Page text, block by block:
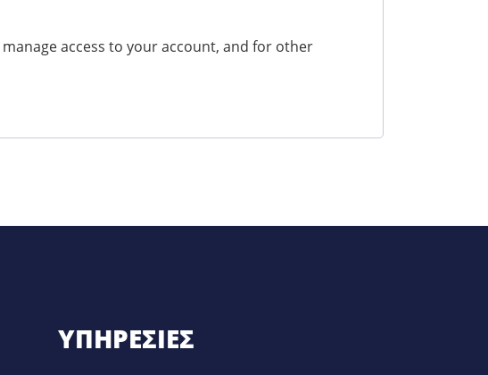
access to your account, and for other
ΥΠΗΡΕΣΊΕΣ